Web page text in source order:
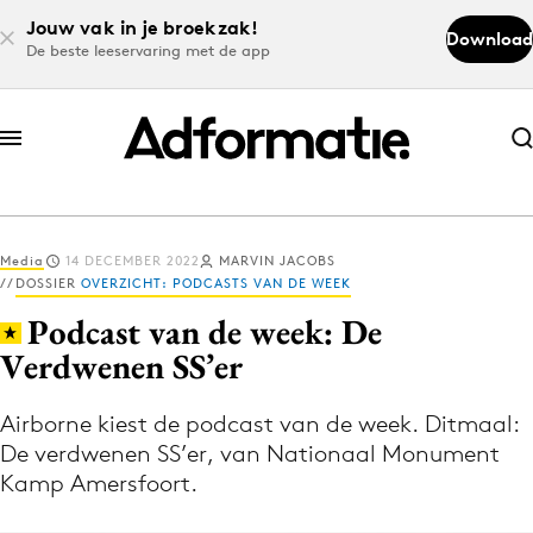
Jouw vak in je broekzak!
De beste leeservaring met de app
Download
Abonneer nu
Abonneer nu
Log in
Download de app
Nieuws app
Media 14 DECEMBER 2022
MARVIN JACOBS
DOSSIER OVERZICHT: PODCASTS VAN DE WEEK
Podcast van de week: De
Verdwenen SS’er
Airborne kiest de podcast van de week. Ditmaal:
De verdwenen SS’er, van Nationaal Monument
Kamp Amersfoort.